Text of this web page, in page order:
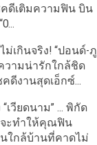
ดีเติมความฟิน บิน
ม่เกินจริง! “ปอนด์-ภู
วามน่ารักใกล้ชิด
ดีงานสุดเอ็กซ์...
เวียดนาม” … พิกัด
ะทำให้คุณฟิน
ใกล้บ้านที่คาดไม่